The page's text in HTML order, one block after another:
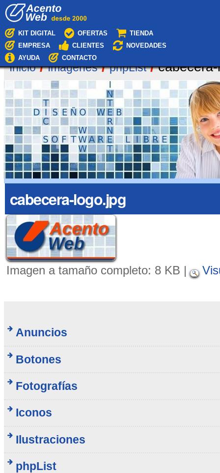
KIT DIGITAL OFERTAS
TIENDA
EMPRESA
CLIENTES
NOVEDADES
AYUDA
CONTACTO
Inicio /Imágenes /phpList /
cabecera-logo.jpg
Imagen a tamaño completo: 8 KB |
Anuncios
Botones
Fotografías
Iconos
Ilustraciones
phpList